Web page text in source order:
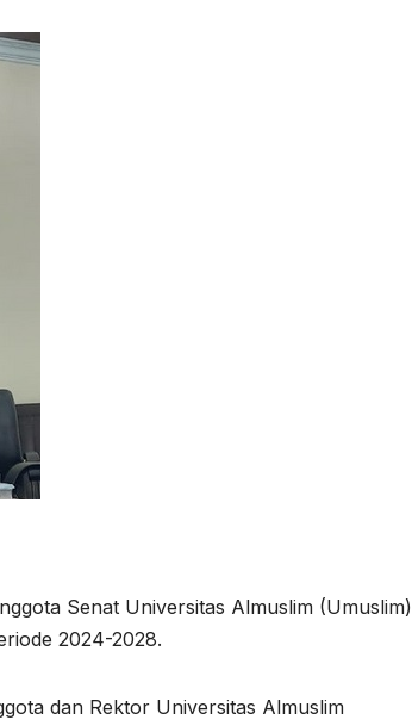
Senat Universitas Almuslim (Umuslim)
2024-2028.
dan Rektor Universitas Almuslim